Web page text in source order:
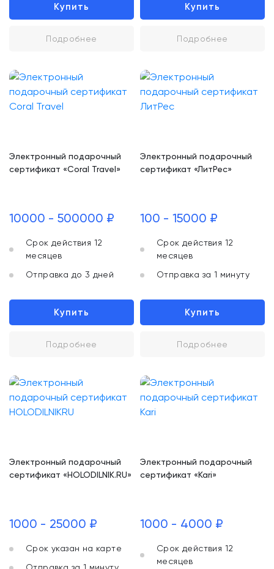
Купить
Подробнее
Купить
Подробнее
Электронный подарочный
сертификат «Coral Travel»
10000 - 500000 ₽
Срок действия 12
месяцев
Отправка до 3 дней
Купить
Подробнее
Электронный подарочный
сертификат «ЛитРес»
100 - 15000 ₽
Срок действия 12
месяцев
Отправка за 1 минуту
Купить
Подробнее
Электронный подарочный
сертификат «HOLODILNIK.RU»
1000 - 25000 ₽
Срок указан на карте
Электронный подарочный
сертификат «Kari»
1000 - 4000 ₽
Срок действия 12
месяцев